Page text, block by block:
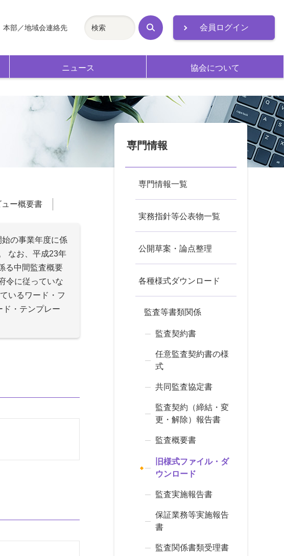
会員ログイン
ニュース 協会について
本部／地域会連絡先
検
索
ュー概要書
の事業年度に係
なお、平成23年
る中間監査概要
令に従っていな
いるワード・フ
ド・テンプレー
専門情報
専門情報一覧
実務指針等公表物一覧
公開草案・論点整理
各種様式ダウンロード
監査等書類関係
監査契約書
任意監査契約書の様
式
共同監査協定書
監査契約（締結・変
更・解除）報告書
監査概要書
旧様式ファイル・ダ
ウンロード
監査実施報告書
保証業務等実施報告
書
監査関係書類受理書